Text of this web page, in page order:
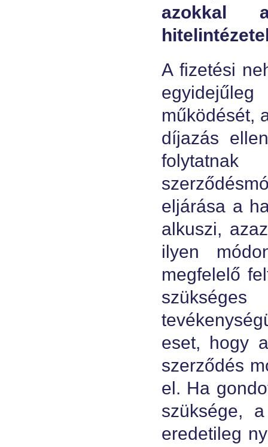
azokkal
A fizetési
működését,
díjazás
eljárása a
alkuszi,
ilyen
megfelelő
eset, hogy
szerződés
el. Ha
szüksége,
eredetileg